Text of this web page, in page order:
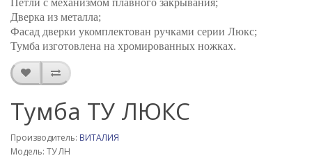
Петли с механизмом плавного закрывания;
Дверка из металла;
Фасад дверки укомплектован ручками серии Люкс;
Тумба изготовлена на хромированных ножках.
Тумба ТУ ЛЮКС
Производитель: ВИТАЛИЯ
Модель: ТУ ЛН